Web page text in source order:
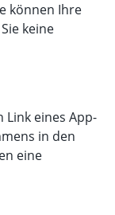
können Ihre
keine
Link eines App-
in den
eine